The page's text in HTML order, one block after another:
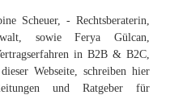
Scheuer, - Rechtsberaterin,
sowie Ferya Gülcan,
in B2B & B2C,
Webseite, schreiben hier
und Ratgeber für